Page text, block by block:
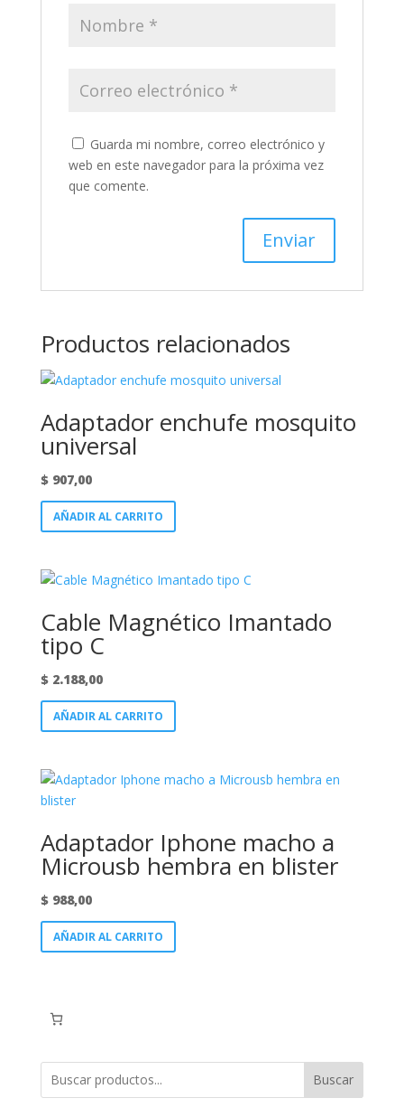
Guarda mi nombre, correo electrónico y
web en este navegador para la próxima vez
que comente.
Productos relacionados
Adaptador enchufe mosquito
universal
$907,00
AÑADIR AL CARRITO
Cable Magnético Imantado
tipo C
$2.188,00
AÑADIR AL CARRITO
Adaptador Iphone macho a
Microusb hembra en blister
$988,00
AÑADIR AL CARRITO
Buscar